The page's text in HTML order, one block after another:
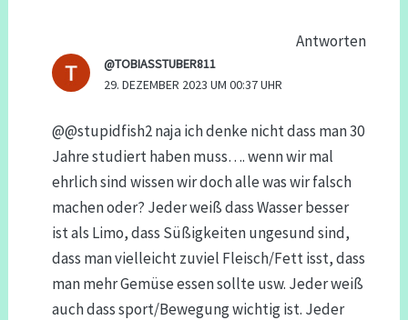
Antworten
@TOBIASSTUBER811
29. DEZEMBER 2023 UM 00:37 UHR
@@stupidfish2 naja ich denke nicht dass man 30
Jahre studiert haben muss…. wenn wir mal
ehrlich sind wissen wir doch alle was wir falsch
machen oder? Jeder weiß dass Wasser besser
ist als Limo, dass Süßigkeiten ungesund sind,
dass man vielleicht zuviel Fleisch/Fett isst, dass
man mehr Gemüse essen sollte usw. Jeder weiß
auch dass sport/Bewegung wichtig ist. Jeder